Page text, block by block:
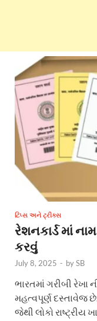
ટિપ્સ અને ટ્રીક્સ
રેશનકાર્ડ માં
કરવું
July 8, 2025 - bySB
ભારતમાં ગરીબી રેખા
મહત્વપૂર્ણ દસ્તાવેજ છે.
જેથી લોકો રાષ્ટ્રીય